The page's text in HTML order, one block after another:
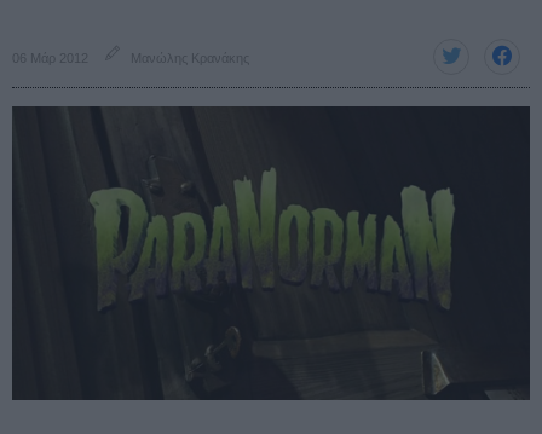
06 Μάρ 2012 Μανώλης Κρανάκης